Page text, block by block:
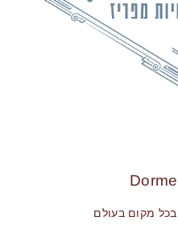
בכל מקום בעולם